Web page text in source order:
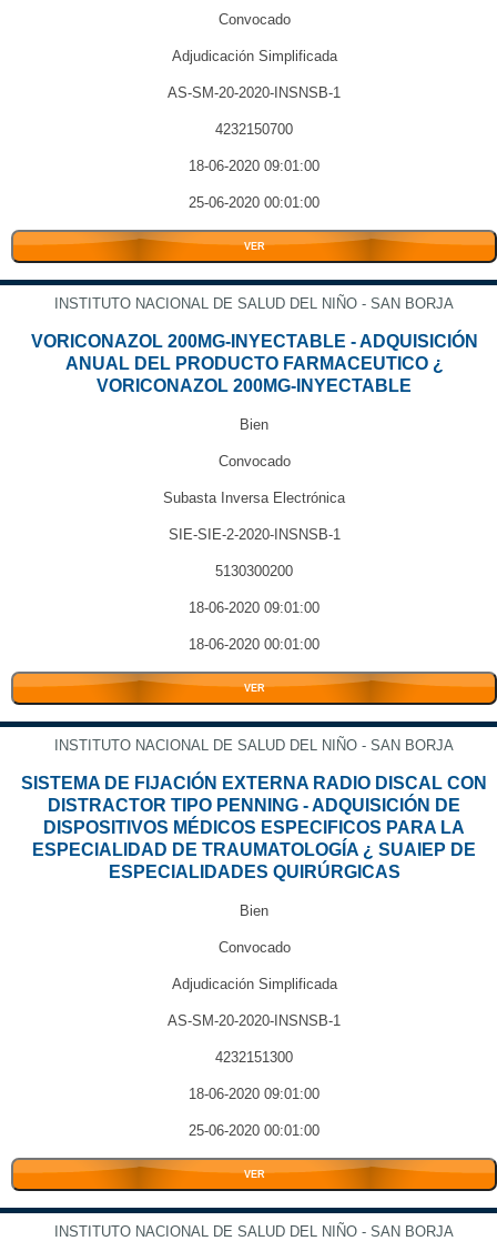
Convocado
Adjudicación Simplificada
AS-SM-20-2020-INSNSB-1
4232150700
18-06-2020 09:01:00
25-06-2020 00:01:00
VER
INSTITUTO NACIONAL DE SALUD DEL NIÑO - SAN BORJA
VORICONAZOL 200MG-INYECTABLE - ADQUISICIÓN
ANUAL DEL PRODUCTO FARMACEUTICO ¿
VORICONAZOL 200MG-INYECTABLE
Bien
Convocado
Subasta Inversa Electrónica
SIE-SIE-2-2020-INSNSB-1
5130300200
18-06-2020 09:01:00
18-06-2020 00:01:00
VER
INSTITUTO NACIONAL DE SALUD DEL NIÑO - SAN BORJA
SISTEMA DE FIJACIÓN EXTERNA RADIO DISCAL CON
DISTRACTOR TIPO PENNING - ADQUISICIÓN DE
DISPOSITIVOS MÉDICOS ESPECIFICOS PARA LA
ESPECIALIDAD DE TRAUMATOLOGÍA ¿ SUAIEP DE
ESPECIALIDADES QUIRÚRGICAS
Bien
Convocado
Adjudicación Simplificada
AS-SM-20-2020-INSNSB-1
4232151300
18-06-2020 09:01:00
25-06-2020 00:01:00
VER
INSTITUTO NACIONAL DE SALUD DEL NIÑO - SAN BORJA